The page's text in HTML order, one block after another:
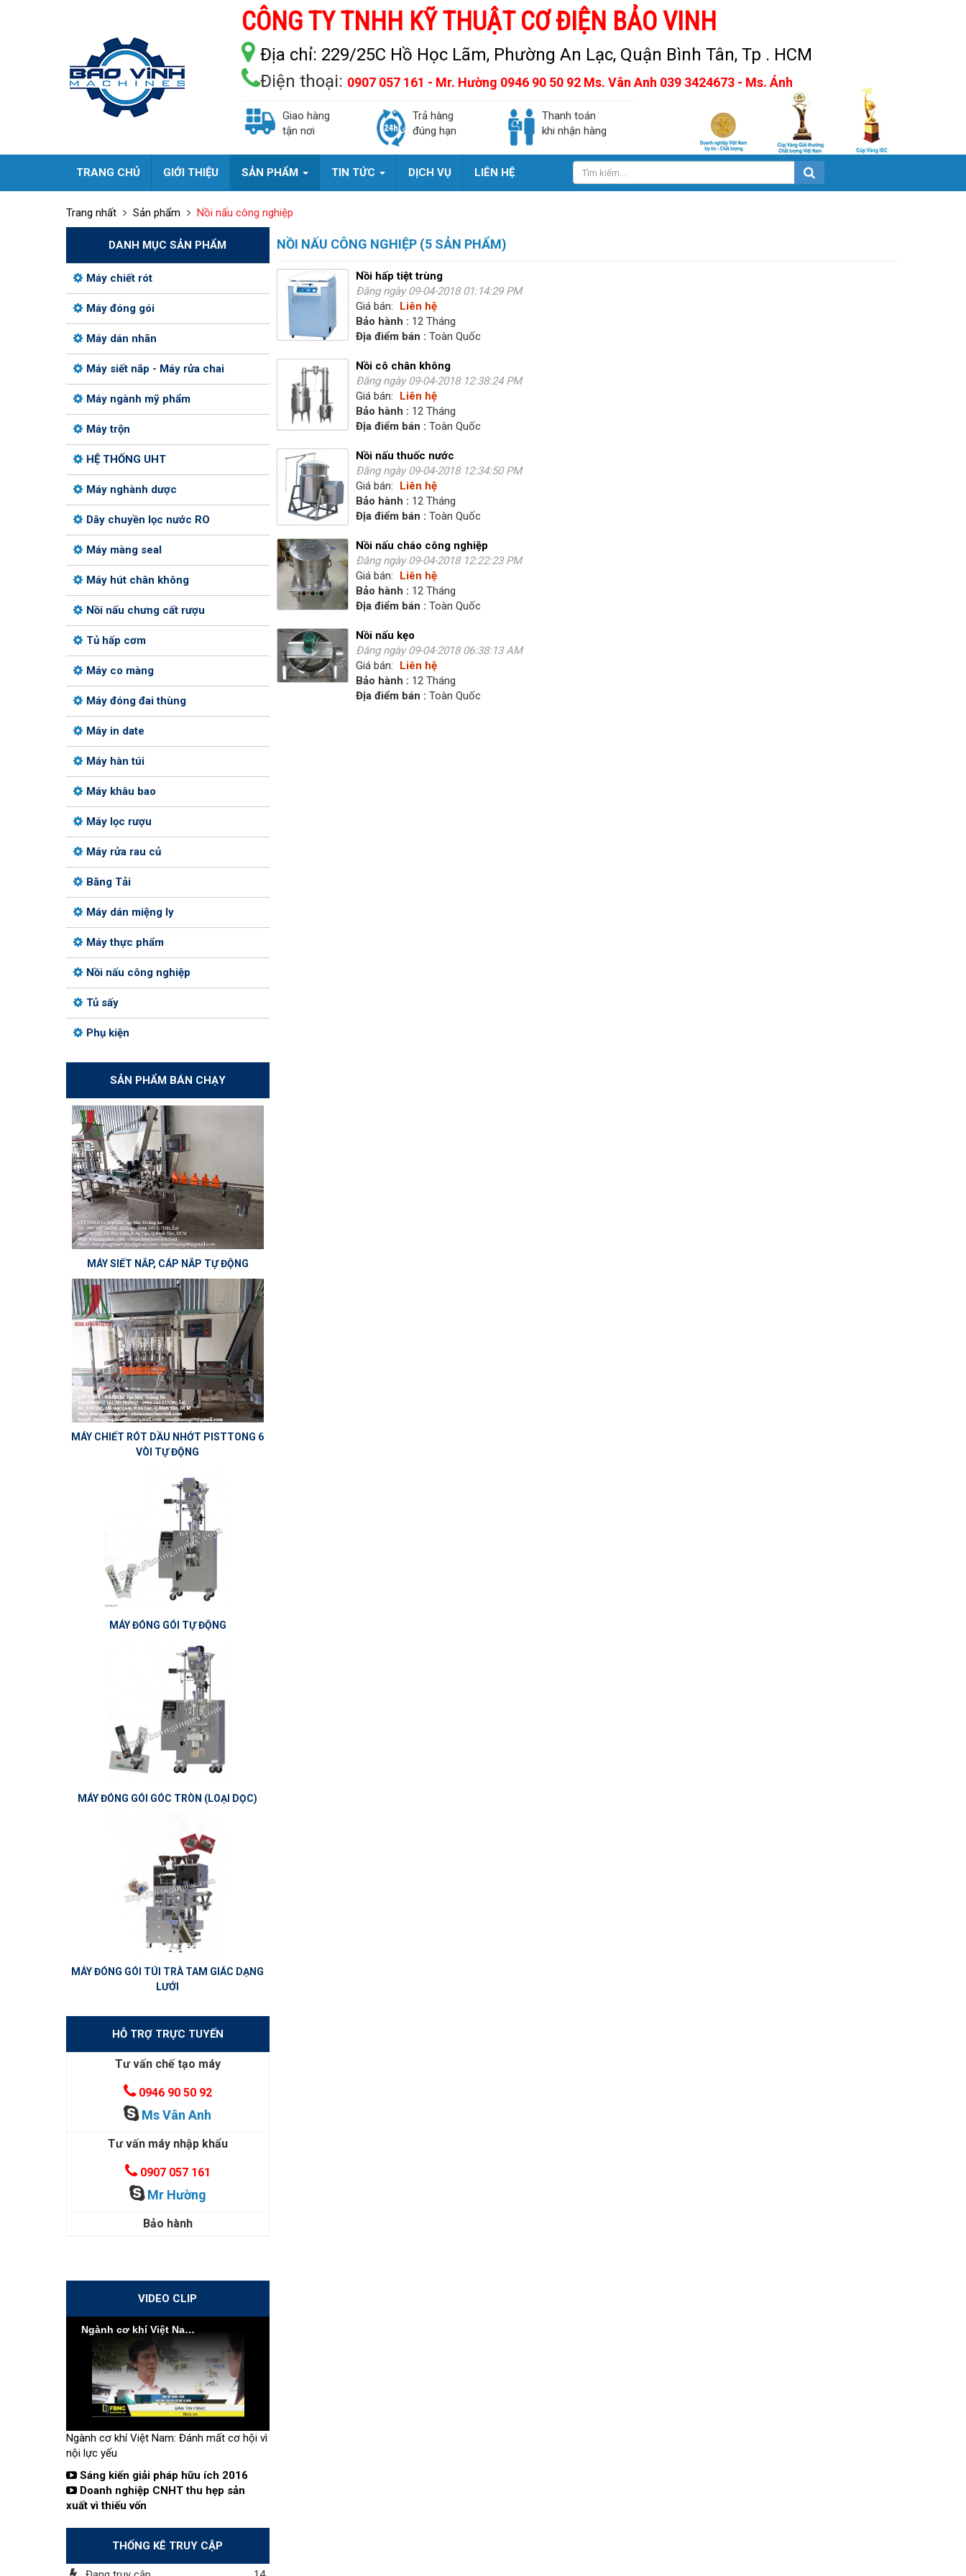
CÔNG TY TNHH KỸ THUẬT CƠ ĐIỆN BẢO VINH
Địa chỉ: 229/25C Hồ Học Lãm, Phường An Lạc, Quận Bình Tân, Tp . HCM
Điện thoại: 0907 057 161 - Mr. Hường 0946 90 50 92 Ms. Vân Anh 039 3424673 - Ms. Ánh
Giao hàng
tận nơi
Trả hàng
đúng hạn
Thanh toán
khi nhận hàng
TRANG CHỦ GIỚI THIỆU SẢN PHẨM TIN TỨC DỊCH VỤ LIÊN HỆ
Trang nhất Sản phẩm Nồi nấu công nghiệp
NỒI NẤU CÔNG NGHIỆP (5 SẢN PHẨM)
Nồi hấp tiệt trùng
Đăng ngày 09-04-2018 01:14:29 PM
Giá bán:
Liên hệ
Bảo hành : 12 Tháng
Địa điểm bán : Toàn Quốc
Nồi cô chân không
Đăng ngày 09-04-2018 12:38:24 PM
Giá bán:
Liên hệ
Bảo hành : 12 Tháng
Địa điểm bán : Toàn Quốc
Nồi nấu thuốc nước
Đăng ngày 09-04-2018 12:34:50 PM
Giá bán:
Liên hệ
Bảo hành : 12 Tháng
Địa điểm bán : Toàn Quốc
Nồi nấu cháo công nghiệp
Đăng ngày 09-04-2018 12:22:23 PM
Giá bán:
Liên hệ
Bảo hành : 12 Tháng
Địa điểm bán : Toàn Quốc
Nồi nấu kẹo
Đăng ngày 09-04-2018 06:38:13 AM
Giá bán:
Liên hệ
Bảo hành : 12 Tháng
Địa điểm bán : Toàn Quốc
DANH MỤC SẢN PHẨM
Máy chiết rót
Máy đóng gói
Máy dán nhãn
Máy siết nắp - Máy rửa chai
Máy ngành mỹ phẩm
Máy trộn
HỆ THỐNG UHT
Máy nghành dược
Dây chuyền lọc nước RO
Máy màng seal
Máy hút chân không
Nồi nấu chưng cất rượu
Tủ hấp cơm
Máy co màng
Máy đóng đai thùng
Máy in date
Máy hàn túi
Máy khâu bao
Máy lọc rượu
Máy rửa rau củ
Băng Tải
Máy dán miệng ly
Máy thực phẩm
Nồi nấu công nghiệp
Tủ sấy
Phụ kiện
SẢN PHẨM BÁN CHẠY
MÁY SIẾT NẮP, CÁP NẮP TỰ ĐỘNG
MÁY CHIẾT RÓT DẦU NHỚT PISTTONG 6
VÒI TỰ ĐỘNG
MÁY ĐÓNG GÓI TỰ ĐỘNG
MÁY ĐÓNG GÓI GÓC TRÒN (LOẠI DỌC)
MÁY ĐÓNG GÓI TÚI TRÀ TAM GIÁC DẠNG
LƯỚI
HỖ TRỢ TRỰC TUYẾN
Tư vấn chế tạo máy
0946 90 50 92
Ms Vân Anh
Tư vấn máy nhập khẩu
0907 057 161
Mr Hường
Bảo hành
VIDEO CLIP
Ngành cơ khí Việt Nam: Đánh mất cơ hội vì nội lực yếu
Ngành cơ khí Việt Nam: Đánh mất cơ hội vì
nội lực yếu
Sáng kiến giải pháp hữu ích 2016
Doanh nghiệp CNHT thu hẹp sản
xuất vì thiếu vốn
THỐNG KÊ TRUY CẬP